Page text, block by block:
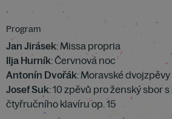
Program
Jan Jirásek: Missa propria
Ilja Hurník: Červnová noc
Antonín Dvořák: Moravské dvojzpěvy
Josef Suk: 10 zpěvů pro ženský sbor
čtyřručního klavíru op. 15